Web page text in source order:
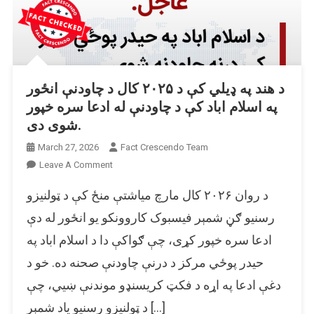
د هند په ډیلي کې د ۲۰۲۵ کال د چاودنې انځور
په اسلام اباد کې د چاودنې له ادعا سره خپور
شوی دی.
March 27, 2026
Fact Crescendo Team
Leave A CommentOn
هند
په
ډیلي
کې
د
کال
د
د روان ۲۰۲۶ کال مارچ میاشتې منځ کې د ټولنیزو
رسنیو ګڼ شمېر فیسبوک کاروونکو یو انځور له دې
ادعا سره خپور کړی، چې ګواکې دا د اسلام اباد په
حیدر پوځي مرکز د درنې چاودنې صحنه ده. خو د
دغې ادعا په اړه د فکټ کریسنډو موندنې ښیي، چې
د ټولنیزو رسنیو یاد شمېر […]